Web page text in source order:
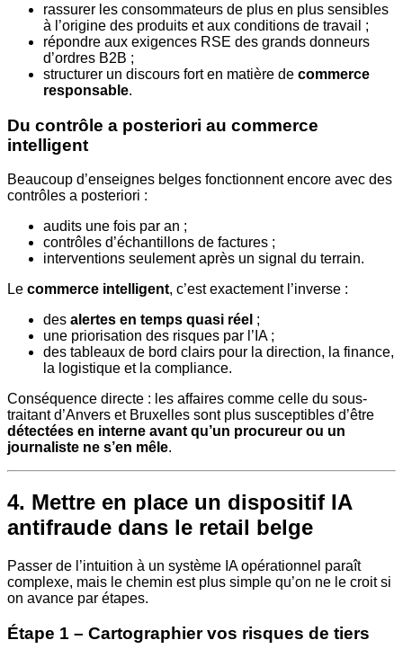
rassurer les consommateurs de plus en plus sensibles
à l’origine des produits et aux conditions de travail ;
répondre aux exigences RSE des grands donneurs
d’ordres B2B ;
structurer un discours fort en matière de commerce
responsable.
Du contrôle a posteriori au commerce
intelligent
Beaucoup d’enseignes belges fonctionnent encore avec des
contrôles a posteriori :
audits une fois par an ;
contrôles d’échantillons de factures ;
interventions seulement après un signal du terrain.
Le commerce intelligent, c’est exactement l’inverse :
des alertes en temps quasi réel ;
une priorisation des risques par l’IA ;
des tableaux de bord clairs pour la direction, la finance,
la logistique et la compliance.
Conséquence directe : les affaires comme celle du sous-
traitant d’Anvers et Bruxelles sont plus susceptibles d’être
détectées en interne avant qu’un procureur ou un
journaliste ne s’en mêle.
4. Mettre en place un dispositif IA
antifraude dans le retail belge
Passer de l’intuition à un système IA opérationnel paraît
complexe, mais le chemin est plus simple qu’on ne le croit si
on avance par étapes.
Étape 1 – Cartographier vos risques de tiers